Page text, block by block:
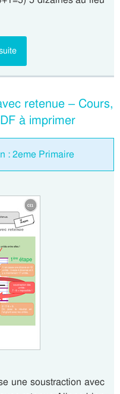
retenue – Cours,
à imprimer
: 2eme Primaire
une soustraction avec